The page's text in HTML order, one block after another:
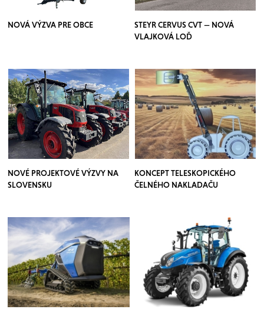
NOVÁ VÝZVA PRE OBCE
STEYR CERVUS CVT — NOVÁ
VLAJKOVÁ LOĎ
NOVÉ PROJEKTOVÉ VÝZVY NA
SLOVENSKU
KONCEPT TELESKOPICKÉHO
ČELNÉHO NAKLADAČU